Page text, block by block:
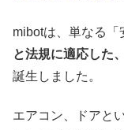
mibotは、単なる「
と法規に適応した
誕生しました。
エアコン、ドアと